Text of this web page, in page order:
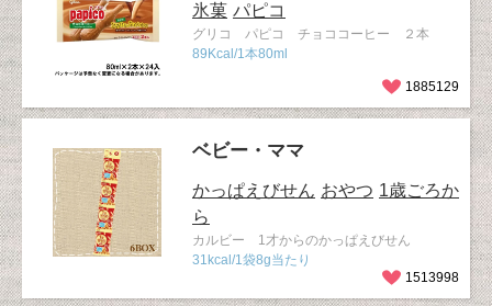
氷菓 パピコ
グリコ パピコ チョココーヒー ２本
89Kcal/1本80ml
1885129
ベビー・ママ
かっぱえびせん おやつ 1歳ごろか
ら
カルビー 1才からのかっぱえびせん
31kcal/1袋8g当たり
1513998